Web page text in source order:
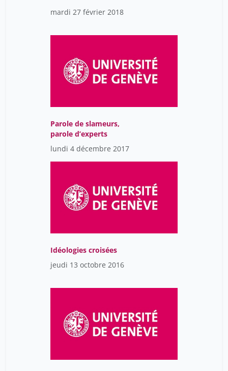
mardi 27 février 2018
Parole de slameurs,
parole d’experts
lundi 4 décembre 2017
Idéologies croisées
jeudi 13 octobre 2016